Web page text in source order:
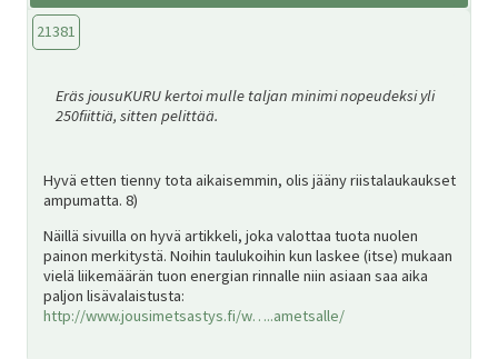
21381
Eräs jousuKURU kertoi mulle taljan minimi nopeudeksi yli
250fiittiä, sitten pelittää.
Hyvä etten tienny tota aikaisemmin, olis jääny riistalaukaukset
ampumatta. 8)
Näillä sivuilla on hyvä artikkeli, joka valottaa tuota nuolen
painon merkitystä. Noihin taulukoihin kun laskee (itse) mukaan
vielä liikemäärän tuon energian rinnalle niin asiaan saa aika
paljon lisävalaistusta:
http://www.jousimetsastys.fi/w…..ametsalle/